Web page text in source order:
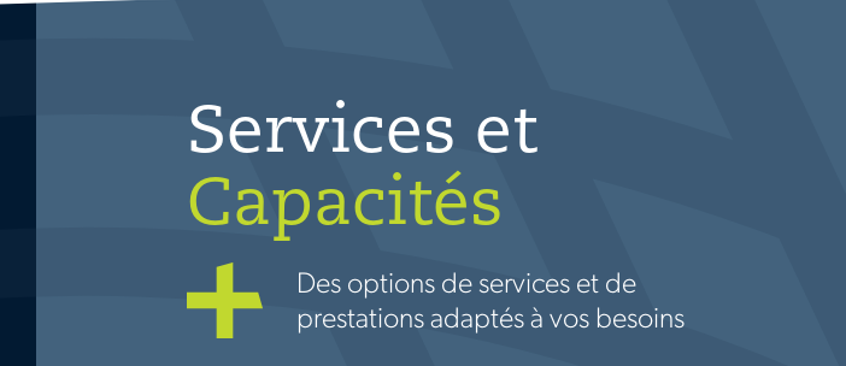
Services et
Capacités
Des options de services et de
prestations adaptés à vos besoins